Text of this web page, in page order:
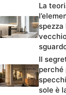
La
spezza
Il
perché
sole è